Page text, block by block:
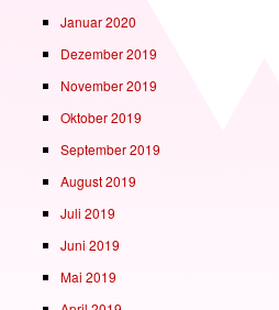
Januar 2020
Dezember 2019
November 2019
Oktober 2019
September 2019
August 2019
Juli 2019
Juni 2019
Mai 2019